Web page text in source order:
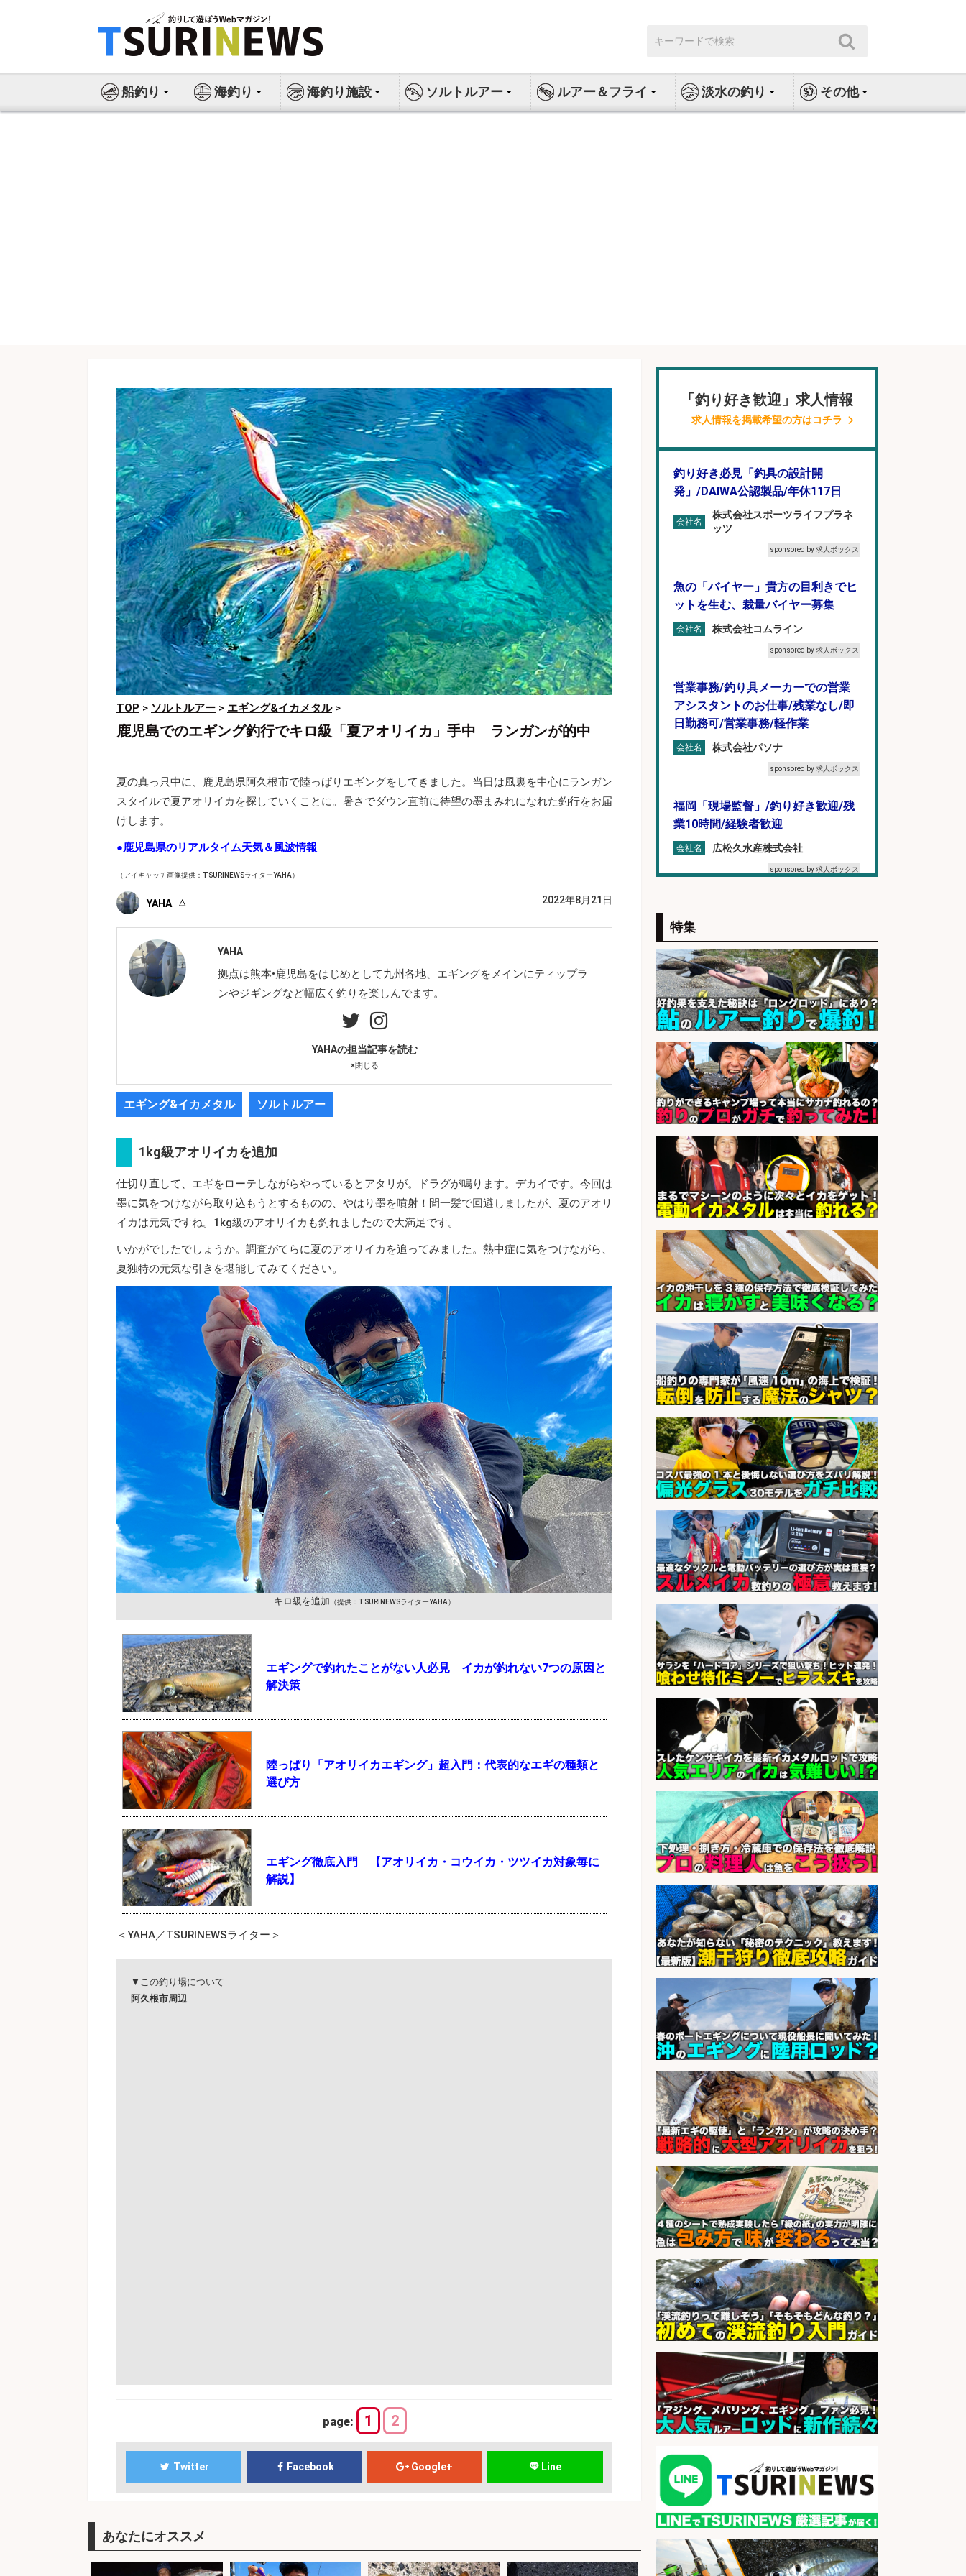
ス
索:
船釣り 海釣り 海釣り施設 ソルトルアー ルアー＆フライ 淡水の釣り その他
TOP > ソルトルアー > エギング&イカメタル>
鹿児島でのエギング釣行でキロ級「夏アオリイカ」手中 ランガンが的中
夏の真っ只中に、鹿児島県阿久根市で陸っぱりエギングをしてきました。当日は風裏を中心にランガン
スタイルで夏アオリイカを探していくことに。暑さでダウン直前に待望の墨まみれになれた釣行をお届
けします。
●鹿児島県のリアルタイム天気＆風波情報
（アイキャッチ画像提供：TSURINEWSライターYAHA）
YAHA 2022年8月21日
YAHA
拠点は熊本•鹿児島をはじめとして九州各地、エギングをメインにティップラ
ンやジギングなど幅広く釣りを楽しんでます。
YAHAの担当記事を読む
×閉じる
エギング&イカメタル ソルトルアー
1kg級アオリイカを追加
仕切り直して、エギをローテしながらやっているとアタリが。ドラグが鳴ります。デカイです。今回は
墨に気をつけながら取り込もうとするものの、やはり墨を噴射！間一髪で回避しましたが、夏のアオリ
イカは元気ですね。1kg級のアオリイカも釣れましたので大満足です。
いかがでしたでしょうか。調査がてらに夏のアオリイカを追ってみました。熱中症に気をつけながら、
夏独特の元気な引きを堪能してみてください。
キロ級を追加 （提供：TSURINEWSライターYAHA）
エギングで釣れたことがない人必見 イカが釣れない7つの原因と
解決策
陸っぱり「アオリイカエギング」超入門：代表的なエギの種類と
選び方
エギング徹底入門 【アオリイカ・コウイカ・ツツイカ対象毎に
解説】
＜YAHA／TSURINEWSライター＞
▼この釣り場について
阿久根市周辺
page: 1 2
Twitter Facebook Google+ Line
あなたにオススメ
「釣り好き歓迎」求人情報
求人情報を掲載希望の方はコチラ
釣り好き必見「釣具の設計開
発」/DAIWA公認製品/年休117日
会社名
株式会社スポーツライフプラネ
ッツ
sponsored by 求人ボックス
魚の「バイヤー」貴方の目利きでヒ
ットを生む、裁量バイヤー募集
会社名 株式会社コムライン
sponsored by 求人ボックス
営業事務/釣り具メーカーでの営業
アシスタントのお仕事/残業なし/即
日勤務可/営業事務/軽作業
会社名 株式会社パソナ
sponsored by 求人ボックス
福岡「現場監督」/釣り好き歓迎/残
業10時間/経験者歓迎
会社名 広松久水産株式会社
sponsored by 求人ボックス
魚加工・販売スタッフ」
会社名 株式会社一号舘
sponsored by 求人ボックス
魚をさばける方必見「鮮魚部門スタ
ッフ」/3つの働き方が選べる
会社名 株式会社旬
sponsored by 求人ボックス
レジカウンター/お釣りの計算不要
の簡単レジ 未経験も安心の研修あり
1日2h
会社名 オーケー株式会社
sponsored by 求人ボックス
レジカウンター/夕方勤務で時給UP
お釣りの計算不要の簡単レジ1日2時
間
会社名 オーケー株式会社
sponsored by 求人ボックス
レジカウンター/お釣りの計算不要
の簡単レジ 未経験も安心の研修あり
1日2h
会社名 オーケー株式会社
sponsored by 求人ボックス
レジカウンター/お釣りの計算不要
の簡単レジ 未経験も安心の研修あり
1日2h
会社名 オーケー株式会社
sponsored by 求人ボックス
特集